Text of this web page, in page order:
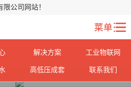
公司网站！
解决方案 工业物联网
高低压成套
联系我们